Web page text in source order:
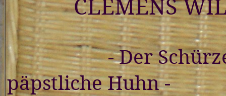
CLEMENS
-Der
päpstliche Huhn -